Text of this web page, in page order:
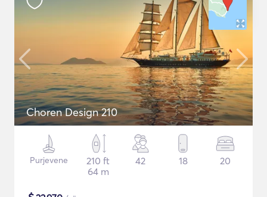
Choren Design 210
Purjevene
210 ft
64 m
42 18 20